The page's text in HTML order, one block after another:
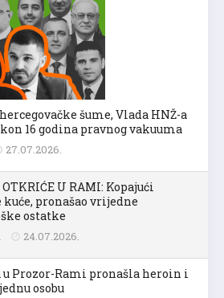
šume, Vlada HNŽ-a
16 godina pravnog vakuuma
27.07.2026.
U RAMI: Kopajući
pronašao vrijedne
ostatke
24.07.2026.
Prozor-Rami pronašla heroin i
osobu